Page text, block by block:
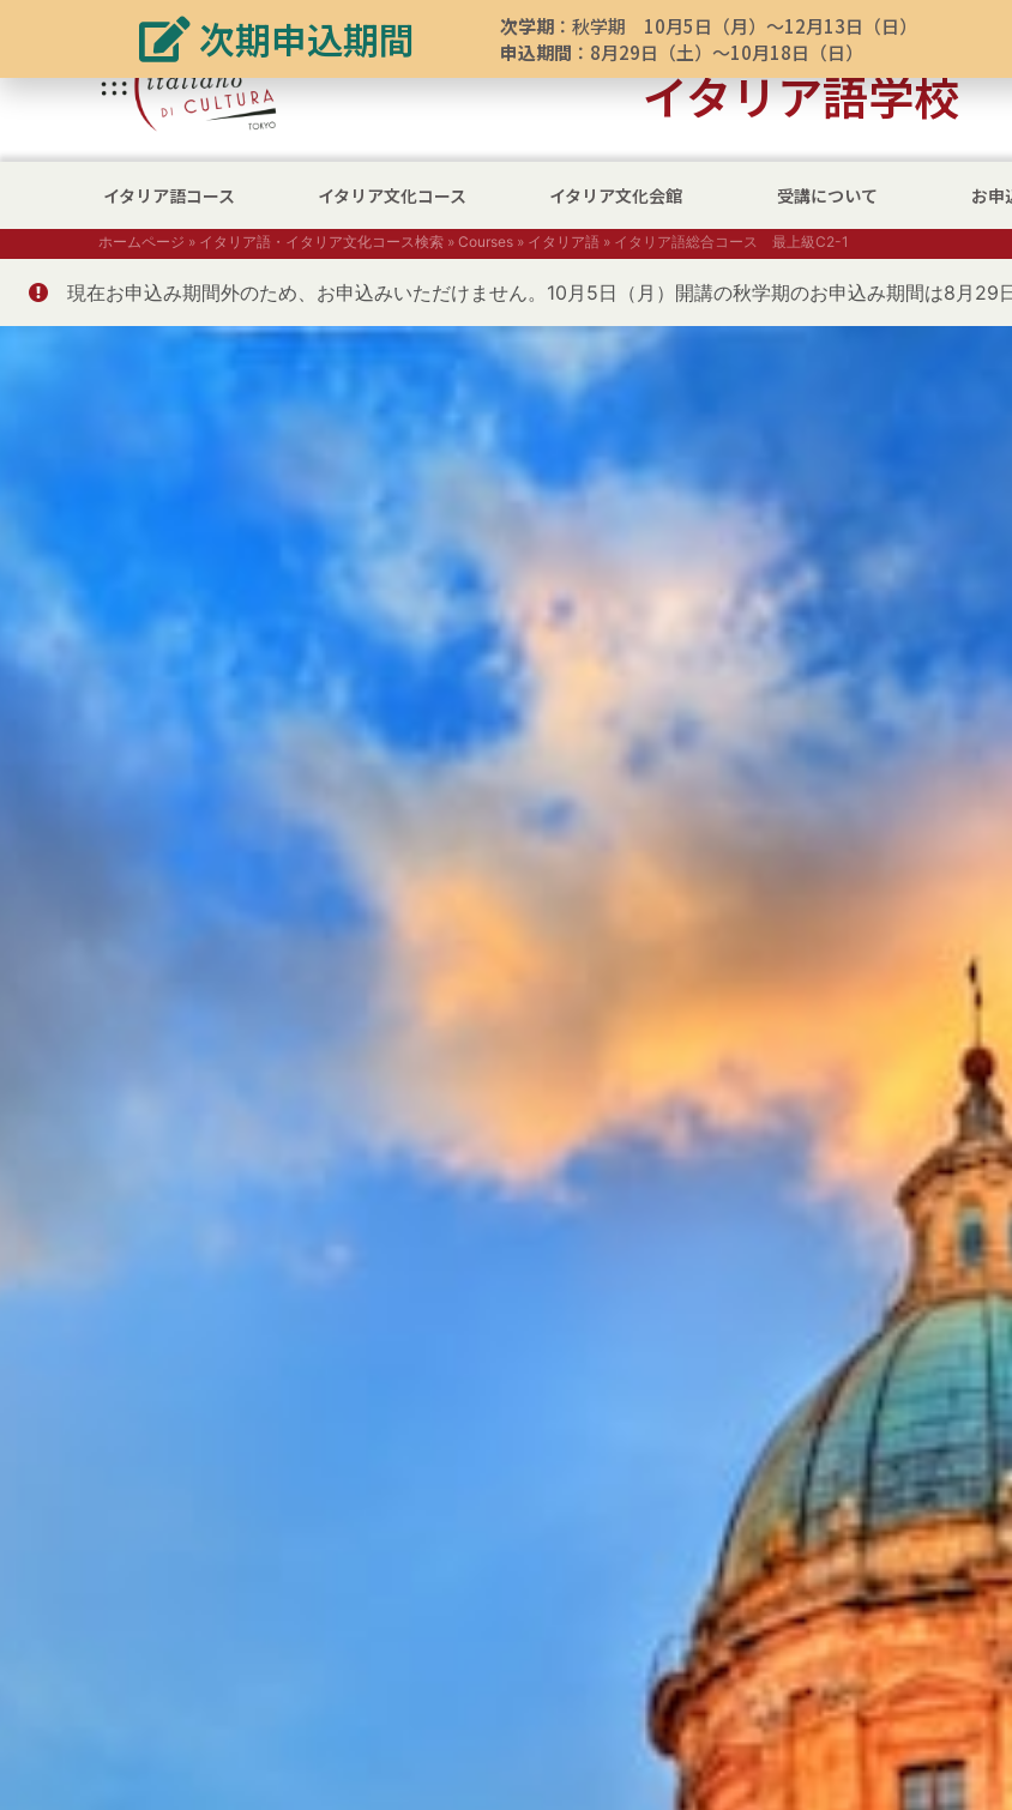
イタリア文化会館 東京
イタリア語学校
イタリア語コース イタリア文化コース イタリア文化会館 受講について お申
ホームページ » イタリア語・イタリア文化コース検索 » Courses » イタリア語 » イタリア語総合コース 最上級C2-1
現在お申込み期間外のため、お申込みいただけません。10月5日（月）開講の秋学期のお申込み期間は8月29
次期申込期間 次学期 ：秋学期 10月5日（月）～12月13日（日）
申込期間 ：8月29日（土）～10月18日（日）